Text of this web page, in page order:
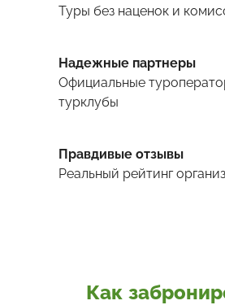
Туры без наценок и
Надежные партнеры
Официальные
турклубы
Правдивые отзывы
Реальный рейтинг
Как